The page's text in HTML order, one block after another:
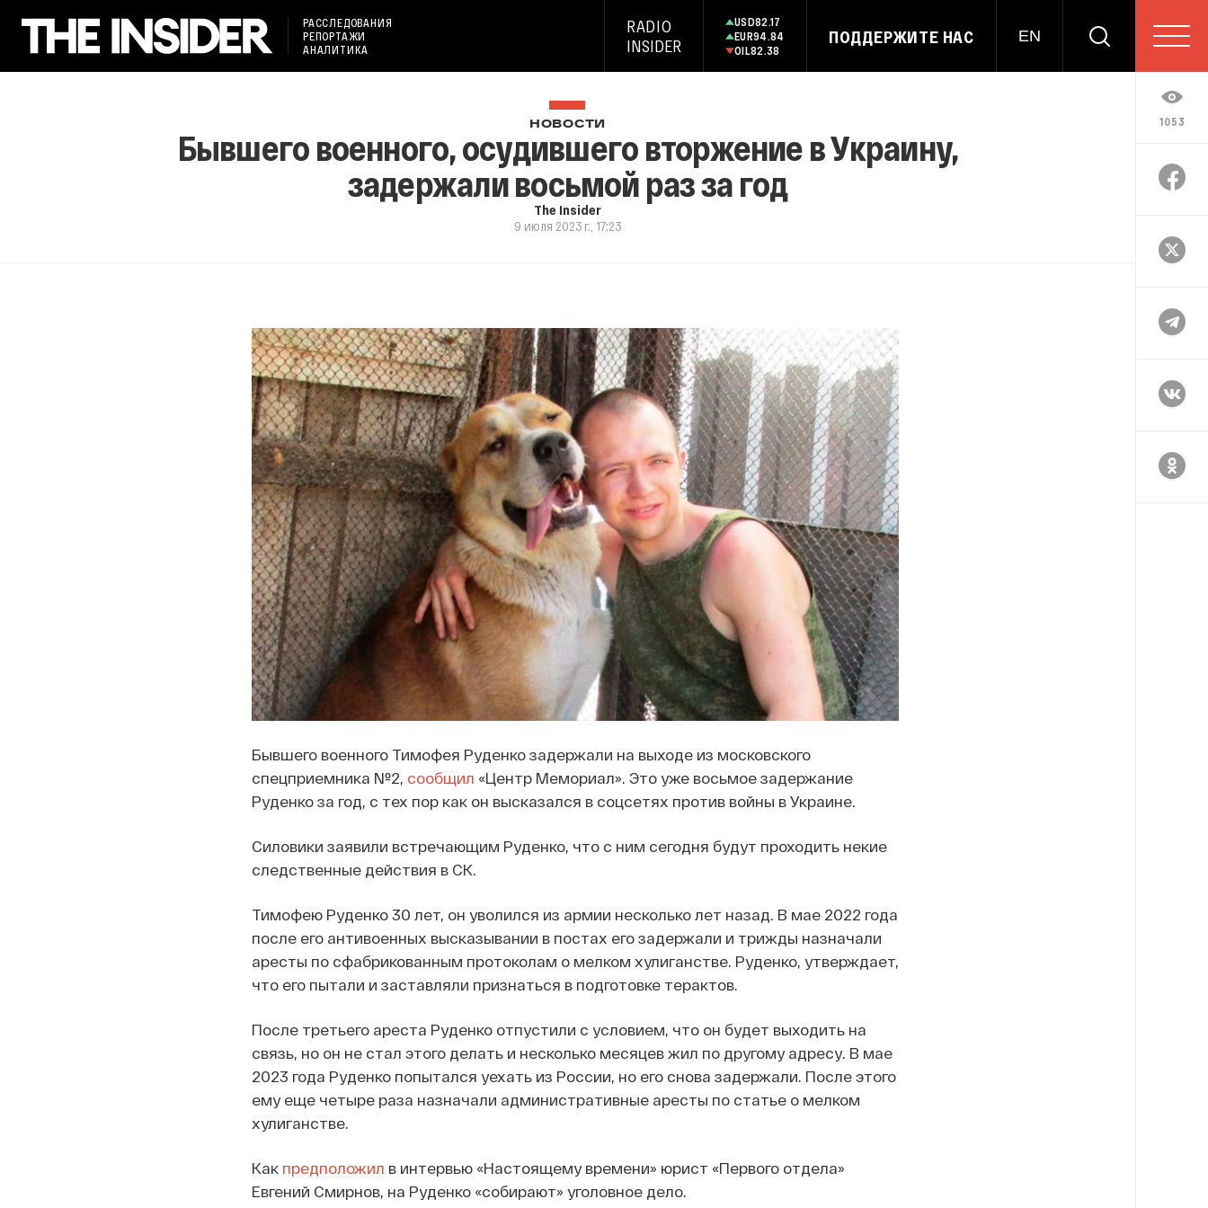
РАССЛЕДОВАНИЯ
РЕПОРТАЖИ
АНАЛИТИКА
RADIO
INSIDER
USD82.17
EUR94.84
OIL82.38
ПОДДЕРЖИТЕ НАС EN
1053
НОВОСТИ
Бывшего военного, осудившего вторжение в Украину,
задержали восьмой раз за год
The Insider
9 июля 2023 г., 17:23
Бывшего военного Тимофея Руденко задержали на выходе из московского
спецприемника №2, сообщил «Центр Мемориал». Это уже восьмое задержание
Руденко за год, с тех пор как он высказался в соцсетях против войны в Украине.
Силовики заявили встречающим Руденко, что с ним сегодня будут проходить некие
следственные действия в СК.
Тимофею Руденко 30 лет, он уволился из армии несколько лет назад. В мае 2022 года
после его антивоенных высказывании в постах его задержали и трижды назначали
аресты по сфабрикованным протоколам о мелком хулиганстве. Руденко, утверждает,
что его пытали и заставляли признаться в подготовке терактов.
После третьего ареста Руденко отпустили с условием, что он будет выходить на
связь, но он не стал этого делать и несколько месяцев жил по другому адресу. В мае
2023 года Руденко попытался уехать из России, но его снова задержали. После этого
ему еще четыре раза назначали административные аресты по статье о мелком
хулиганстве.
Как предположил в интервью «Настоящему времени» юрист «Первого отдела»
Евгений Смирнов, на Руденко «собирают» уголовное дело.